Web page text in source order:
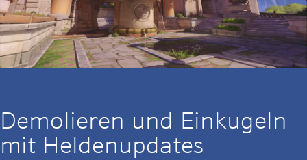
Demolieren und Einkugeln
mit Heldenupdates